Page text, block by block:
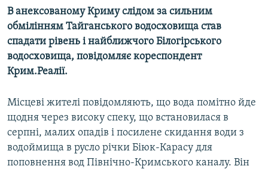
Перейти
до
пошуку
ПОГЛЯД
ІНТЕРВ'Ю
ВСЕ ЗА ДЕНЬ
СПЕЦПРОЕКТИ
ДЕПОРТАЦІЯ
ВІДЕОУРОКИ «ELIFBE»
УКРАЇНСЬКА ПРОБЛЕМА КРИМУ
ЯК ОБІЙТИ БЛОКУВАННЯ
Русский
Qırımtatar
В анексованому Криму слідом за сильним
обмілінням Тайганського водосховища став
спадати рівень і найближчого Білогірського
водосховища, повідомляє кореспондент
Крим.Реалії.
Місцеві жителі повідомляють, що вода помітно йде
щодня через високу спеку, що встановилася в
серпні, малих опадів і посилене скидання води з
водоймища в русло річки Біюк-Карасу для
поповнення вод Північно-Кримського каналу. Він